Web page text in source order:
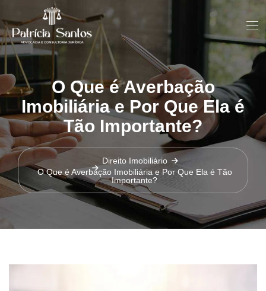
O Que é Averbação
Imobiliária e Por Que Ela é
Tão Importante?
Direito Imobiliário
O Que é Averbação Imobiliária e Por Que Ela é Tão
Importante?